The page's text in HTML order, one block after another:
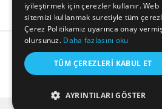
© COPYRIGHT 2025
iyileştirmek için çerezler kullanır. Web
sitemizi kullanmak suretiyle tüm
Çerez Politikamız uyarınca onay
olursunuz. Daha fazlasını oku
TÜM ÇEREZLERI KABUL ET
AYRINTILARI GÖSTER